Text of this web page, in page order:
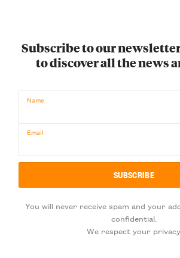
Subscribe to our
to discover all the news
Name
Email
You will never receive spam and your
confidential.
We respect your